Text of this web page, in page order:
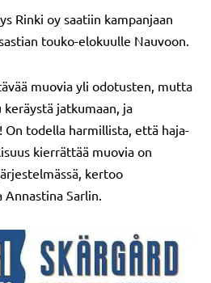
Rinki oy saatiin kampanjaan
touko-elokuulle Nauvoon.
muovia yli odotusten, mutta
jatkumaan, ja
On todella harmillista, että haja-
kierrättää muovia on
kertoo
Annastina Sarlin.